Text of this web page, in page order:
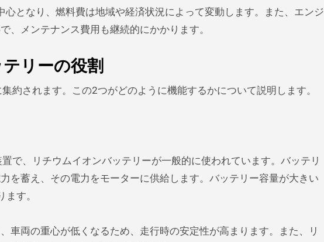
心となり、燃料費は地域や経済状況によって変動します。また、エンジ
、メンテナンス費用も継続的にかかります。
リーの役割
集約されます。この2つがどのように機能するかについて説明します。
で、リチウムイオンバッテリーが一般的に使われています。バッテリ
を蓄え、その電力をモーターに供給します。バッテリー容量が大きい
す。
車両の重心が低くなるため、走行時の安定性が高まります。また、リ